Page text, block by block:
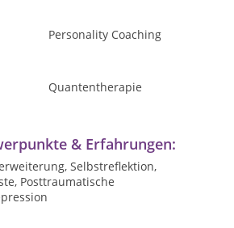
Personality Coaching
Quantentherapie
& Erfahrungen:
Selbstreflektion,
Posttraumatische